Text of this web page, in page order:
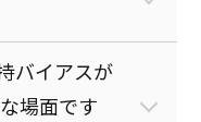
バイアスが
場面です